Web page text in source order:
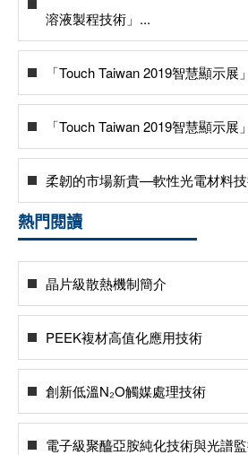
溶液製程技術」...
「Touch Taiwan 2019智慧顯示展
「Touch Taiwan 2019智慧顯示
柔韌的市場新貴—軟性光電材料
熱門閱讀
晶片級散熱機制簡介
PEEK複材高值化應用技術
創新低溫N₂O觸媒處理技術
電子級聚醯亞胺純化技術與光譜